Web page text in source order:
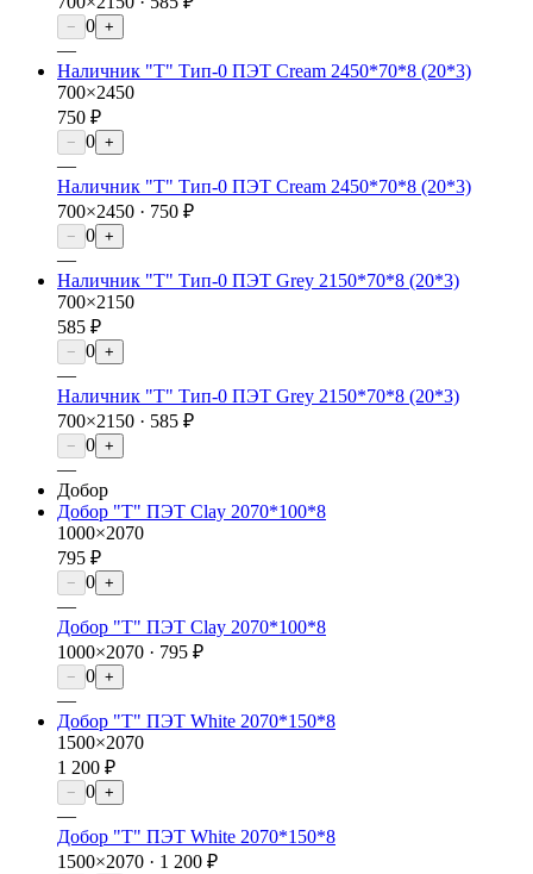
− 0 +
—
Наличник "Т" Тип-0 ПЭТ Cream 2450*70*8 (20*3)
700×2450
750 ₽
− 0 +
—
Наличник "Т" Тип-0 ПЭТ Cream 2450*70*8 (20*3)
700×2450 · 750 ₽
− 0 +
—
Наличник "Т" Тип-0 ПЭТ Grey 2150*70*8 (20*3)
700×2150
585 ₽
− 0 +
—
Наличник "Т" Тип-0 ПЭТ Grey 2150*70*8 (20*3)
700×2150 · 585 ₽
− 0 +
—
Добор
Добор "Т" ПЭТ Clay 2070*100*8
1000×2070
795 ₽
− 0 +
—
Добор "Т" ПЭТ Clay 2070*100*8
1000×2070 · 795 ₽
− 0 +
—
Добор "Т" ПЭТ White 2070*150*8
1500×2070
1 200 ₽
− 0 +
—
Добор "Т" ПЭТ White 2070*150*8
1500×2070 · 1 200 ₽